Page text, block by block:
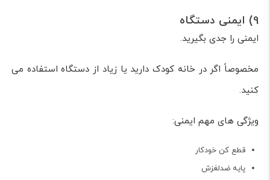
9) ایمنی دستگاه
ایمنی را جدی بگیرید.
مخصوصاً اگر در خانه کودک دارید یا زیاد از دستگاه استفاده می
کنید.
ویژگی های مهم ایمنی:
قطع کن خودکار
پایه ضدلغزش